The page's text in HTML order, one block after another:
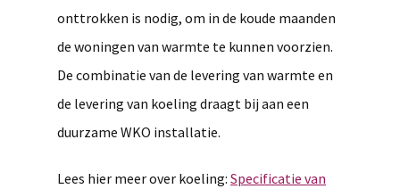
onttrokken is nodig, om in de koude maanden
de woningen van warmte te kunnen voorzien.
De combinatie van de levering van warmte en
de levering van koeling draagt bij aan een
duurzame WKO installatie.
Lees hier meer over koeling: Specificatie van